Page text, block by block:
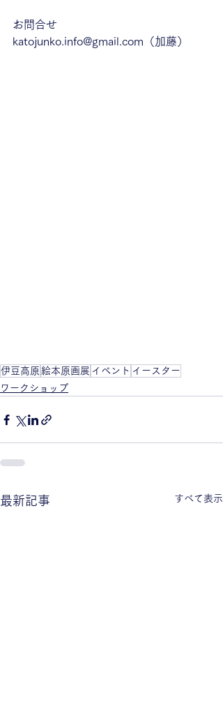
お問合せ
katojunko.info@gmail.com（加藤）
伊豆高原 絵本原画展 イベント イースター
ワークショップ
最新記事 すべて表示